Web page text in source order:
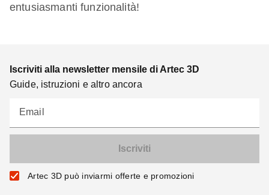
entusiasmanti funzionalità!
Iscriviti alla newsletter mensile di Artec 3D
Guide, istruzioni e altro ancora
Email
Artec 3D può inviarmi offerte e promozioni